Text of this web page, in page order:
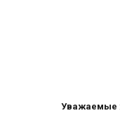
Уважаемые